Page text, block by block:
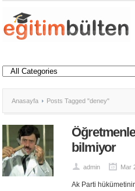
Anasayfa Posts Tagged "deney"
bilmiyor
admin Mar
Ak Parti